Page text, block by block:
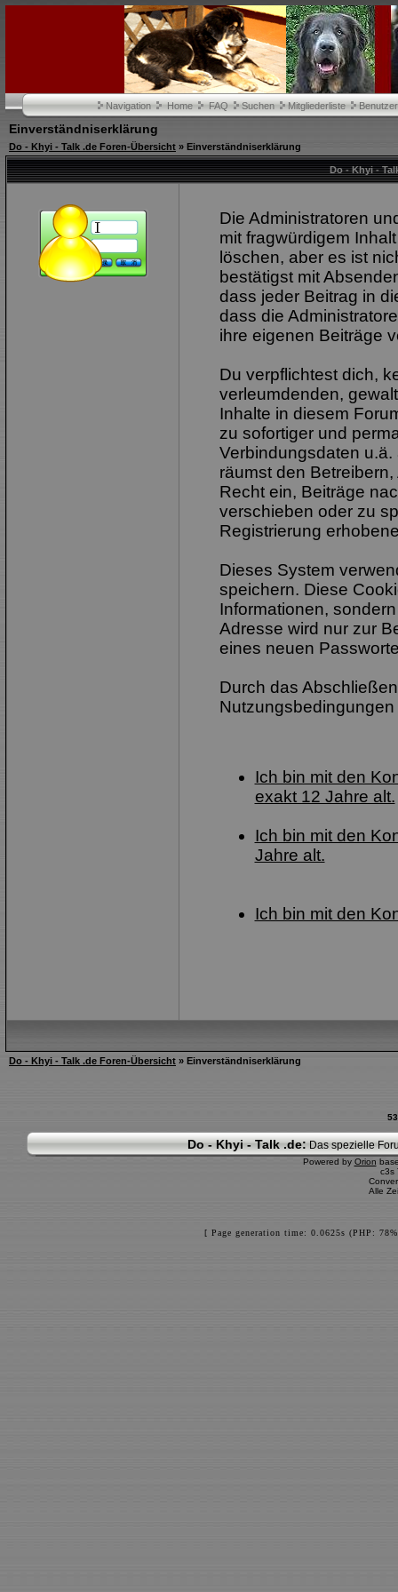
Navigation Home FAQ Suchen Mitgliederliste
Einverständniserklärung
Do - Khyi - Talk .de Foren-Übersicht » Einverständniserklärung
Do - Khyi -
Die Administratoren
mit fragwürdigem
löschen, aber es ist
bestätigst mit
dass jeder Beitrag in
dass die
ihre eigenen Beiträge
Du verpflichtest dich,
verleumdenden,
Inhalte in diesem
zu sofortiger und
Verbindungsdaten
räumst den
Recht ein, Beiträge
verschieben oder zu
Registrierung
Dieses System
speichern. Diese
Informationen,
Adresse wird nur zur
eines neuen
Durch das
Nutzungsbedingungen
Ich bin mit den
exakt 12 Jahre alt.
Ich bin mit den
Jahre alt.
Ich bin mit den
Do - Khyi - Talk .de Foren-Übersicht » Einverständniserklärung
Do - Khyi - Talk .de: Das spezielle
Powered by Orion
c3s
Alle
[ Page generation time: 0.0625s (PHP: